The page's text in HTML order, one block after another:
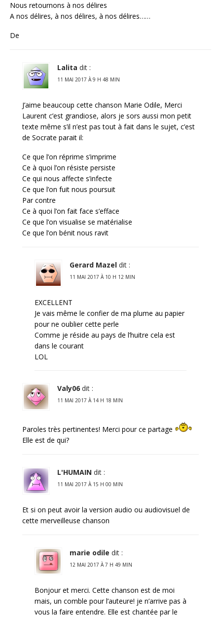
Nous retournons à nos délires
A nos délires, à nos délires, à nos délires……
De
Lalita dit :
11 MAI 2017 À 9 H 48 MIN
J’aime beaucoup cette chanson Marie Odile, Merci
Laurent c’est grandiose, alors je sors aussi mon petit
texte même s’il n’est pas tout à fait dans le sujet, c’est
de Socrate parait il:
Ce que l’on réprime s’imprime
Ce à quoi l’on résiste persiste
Ce qui nous affecte s’infecte
Ce que l’on fuit nous poursuit
Par contre
Ce à quoi l’on fait face s’efface
Ce que l’on visualise se matérialise
Ce que l’on bénit nous ravit
Gerard Mazel dit :
11 MAI 2017 À 10 H 12 MIN
EXCELLENT
Je vais même le confier de ma plume au papier
pour ne oublier cette perle
Comme je réside au pays de l’huitre cela est
dans le courant
LOL
Valy06 dit :
11 MAI 2017 À 14 H 18 MIN
Paroles très pertinentes! Merci pour ce partage
Elle est de qui?
L'HUMAIN dit :
11 MAI 2017 À 15 H 00 MIN
Et si on peut avoir la version audio ou audiovisuel de
cette merveilleuse chanson
marie odile dit :
12 MAI 2017 À 7 H 49 MIN
Bonjour et merci. Cette chanson est de moi
mais, un comble pour l’auteure! je n’arrive pas à
vous la faire entendre. Elle est chantée par le